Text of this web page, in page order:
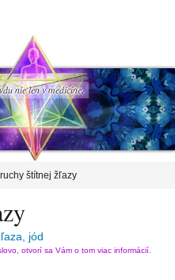
nie len v medicíne.
štítnej žľazy
jód
otvorí sa Vám o tom viac informácií.